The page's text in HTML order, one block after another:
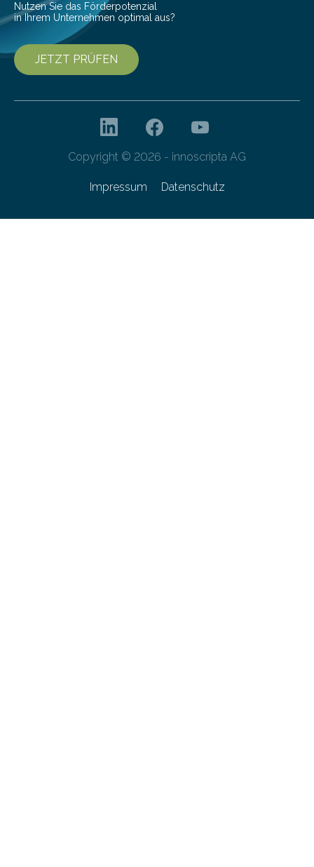
Nutzen Sie das Förderpotenzial
in Ihrem Unternehmen optimal aus?
JETZT PRÜFEN
Copyright © 2026 - innoscripta AG
Impressum Datenschutz